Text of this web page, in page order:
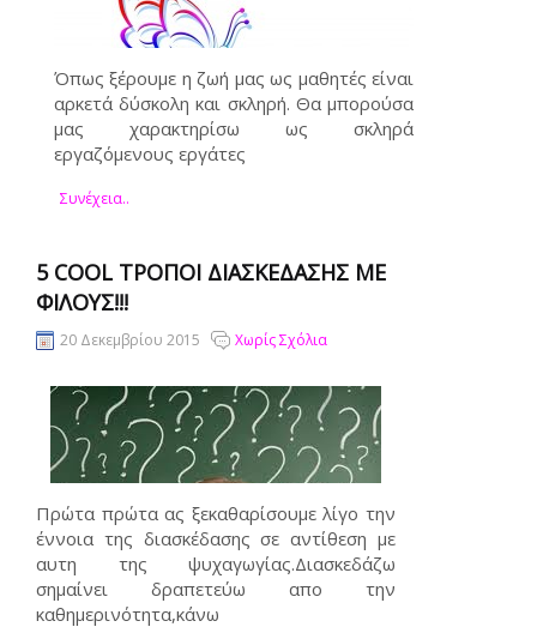
Όπως ξέρουμε η ζωή μας ως μαθητές είναι
αρκετά δύσκολη και σκληρή. Θα μπορούσα
μας χαρακτηρίσω ως σκληρά
εργαζόμενους εργάτες
Συνέχεια..
5 COOL ΤΡΌΠΟΙ ΔΙΑΣΚΈΔΑΣΗΣ ΜΕ
ΦΊΛΟΥΣ!!!
20 Δεκεμβρίου 2015 Χωρίς Σχόλια
Πρώτα πρώτα ας ξεκαθαρίσουμε λίγο την
έννοια της διασκέδασης σε αντίθεση με
αυτη της ψυχαγωγίας.Διασκεδάζω
σημαίνει δραπετεύω απο την
καθημερινότητα,κάνω